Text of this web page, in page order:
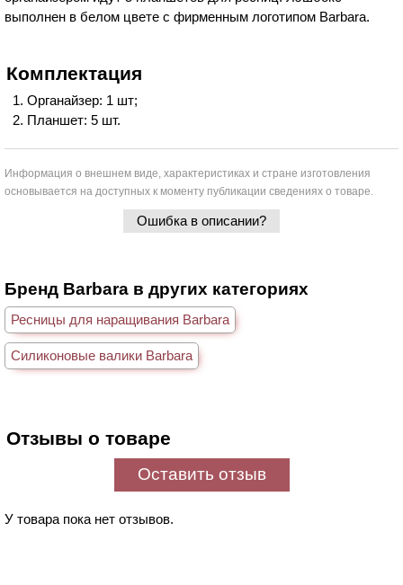
выполнен в белом цвете с фирменным логотипом Barbara.
Комплектация
Органайзер: 1 шт;
Планшет: 5 шт.
Информация о внешнем виде, характеристиках и стране изготовления
основывается на доступных к моменту публикации сведениях о товаре.
Ошибка в описании?
Бренд Barbara в других категориях
Ресницы для наращивания Barbara
Силиконовые валики Barbara
Отзывы о товаре
Оставить отзыв
У товара пока нет отзывов.